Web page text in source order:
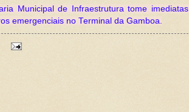
Municipal de Infraestrutura tome imediatas
emergenciais no Terminal da Gamboa.